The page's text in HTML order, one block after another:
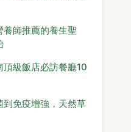
師推薦的養生聖
級飯店必訪餐廳10
免疫增強，天然草